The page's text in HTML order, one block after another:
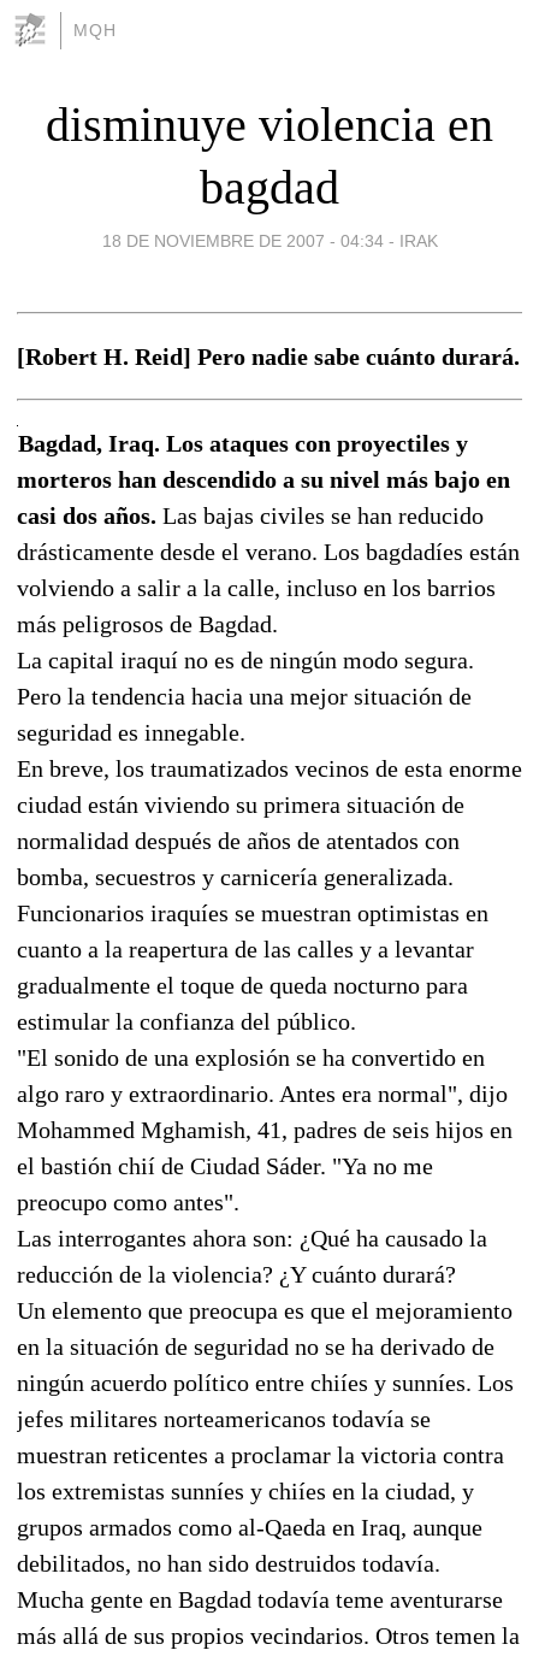
MQH
disminuye violencia en
bagdad
18 DE NOVIEMBRE DE 2007 - 04:34 - IRAK
[Robert H. Reid] Pero nadie sabe cuánto durará.
Bagdad, Iraq. Los ataques con proyectiles y
morteros han descendido a su nivel más bajo en
casi dos años. Las bajas civiles se han reducido
drásticamente desde el verano. Los bagdadíes están
volviendo a salir a la calle, incluso en los barrios
más peligrosos de Bagdad.
La capital iraquí no es de ningún modo segura.
Pero la tendencia hacia una mejor situación de
seguridad es innegable.
En breve, los traumatizados vecinos de esta enorme
ciudad están viviendo su primera situación de
normalidad después de años de atentados con
bomba, secuestros y carnicería generalizada.
Funcionarios iraquíes se muestran optimistas en
cuanto a la reapertura de las calles y a levantar
gradualmente el toque de queda nocturno para
estimular la confianza del público.
"El sonido de una explosión se ha convertido en
algo raro y extraordinario. Antes era normal", dijo
Mohammed Mghamish, 41, padres de seis hijos en
el bastión chií de Ciudad Sáder. "Ya no me
preocupo como antes".
Las interrogantes ahora son: ¿Qué ha causado la
reducción de la violencia? ¿Y cuánto durará?
Un elemento que preocupa es que el mejoramiento
en la situación de seguridad no se ha derivado de
ningún acuerdo político entre chiíes y sunníes. Los
jefes militares norteamericanos todavía se
muestran reticentes a proclamar la victoria contra
los extremistas sunníes y chiíes en la ciudad, y
grupos armados como al-Qaeda en Iraq, aunque
debilitados, no han sido destruidos todavía.
Mucha gente en Bagdad todavía teme aventurarse
más allá de sus propios vecindarios. Otros temen la